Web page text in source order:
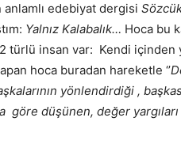
anlamlı edebiyat dergisi
Yalnız Kalabalık… Hoca bu
2 türlü insan var: Kendi
hoca buradan hareketle ‘’
yönlendirdiği ,
göre düşünen, değer